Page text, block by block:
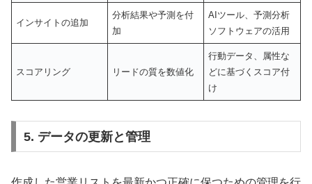
インサイトの追加
分析結果や予測を付
加
AIツール、予測分析
ソフトウェアの活用
スコアリング リードの質を数値化
行動データ、属性な
どに基づくスコア付
け
5. データの更新と管理